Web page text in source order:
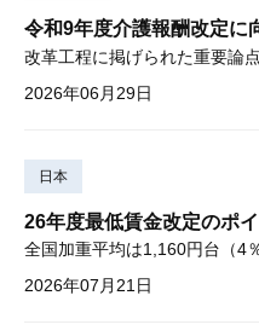
令和9年度介護報酬改定に
改革工程に掲げられた重要論
2026年06月29日
日本
26年度最低賃金改定のポ
全国加重平均は1,160円台（4
2026年07月21日